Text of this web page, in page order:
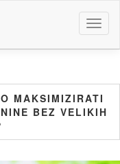
MAKSIMIZIRATI
BEZ VELIKIH